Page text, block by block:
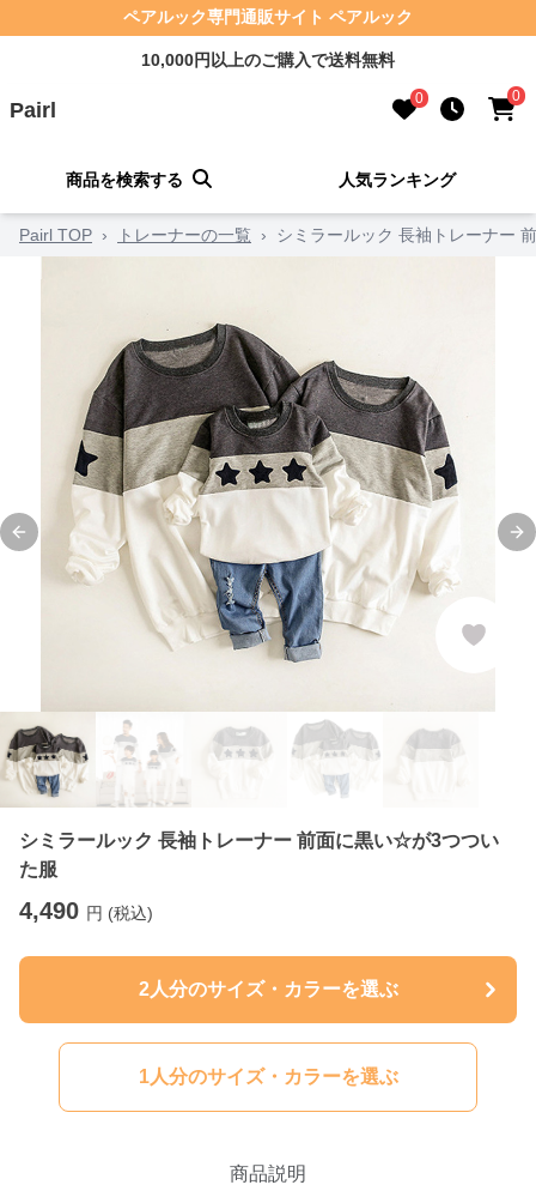
ペアルック専門通販サイト ペアルック
10,000円以上のご購入で送料無料
Pairl 0 0
商品を検索する 人気ランキング
Pairl TOP › トレーナーの一覧 › シミラールック 長袖トレーナー
Previous slide
シミラールック 長袖トレーナー 前面に黒い☆が3つつい
た服
4,490 円 (税込)
2人分のサイズ・カラーを選ぶ
1人分のサイズ・カラーを選ぶ
商品説明